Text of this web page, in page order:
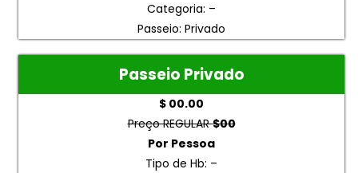
Categoria: –
Passeio: Privado
Passeio Privado
$ 00.00
Preço REGULAR$00
Por Pessoa
Tipo de Hb: –